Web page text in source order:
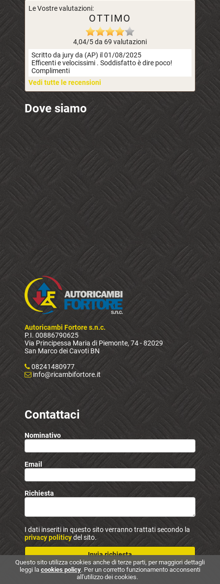
Questo sito utilizza cookies anche di terze parti, per maggiori dettagli
leggi la cookies policy. Per un corretto funzionamento acconsenti
all'utilizzo dei cookies.
Le Vostre valutazioni:
OTTIMO
4,04/5 da 69 valutazioni
Scritto da jury da (AP) il 01/08/2025
Efficenti e velocissimi . Soddisfatto è dire poco!
Complimenti
Vedi tutte le recensioni
Dove siamo
Autoricambi Fortore s.n.c.
P.I. 00886790625
Via Principessa Maria di Piemonte, 74 - 82029
San Marco dei Cavoti BN
08241480977
info@ricambifortore.it
Contattaci
Nominativo
Email
Richiesta
I dati inseriti in questo sito verranno trattati secondo la
privacy politicydel sito.
Invia richiesta